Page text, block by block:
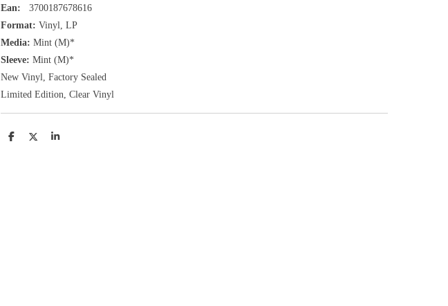
Ean:
3700187678616
Format: Vinyl, LP
Media: Mint (M)*
Sleeve: Mint (M)*
New Vinyl, Factory Sealed
Limited Edition, Clear Vinyl
D
D
S